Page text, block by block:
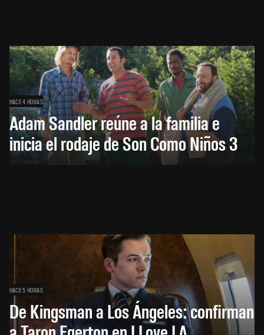
HACE 4 HORAS
Adam Sandler reúne a la familia e
inicia el rodaje de Son Como Niños 3
HACE 5 HORAS
De Kingsman a Los Ángeles: confirman